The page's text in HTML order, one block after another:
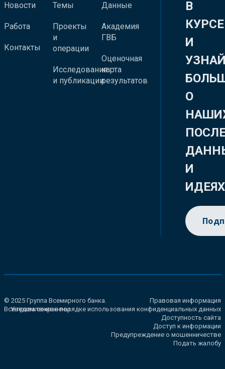
Новости
Работа
Контакты
Темы
Проекты
и
операции
Исследования
и публикации
Данные
Академия
ГВБ
Оценочная
карта
результатов
В
КУРСЕ
И
О
И
ИДЕЯХ
© 2025 Группа Всемирного банка.
Все права сохранены.
Правовая информация
Уведомление о порядке использования конфиденциальных данных
Доступность сайта
Доступ к информации
Предупреждение о мошенничестве
Подать жалобу